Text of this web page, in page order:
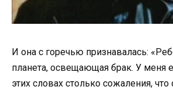
И она с горечью признавалась:
планета, освещающая брак. У меня
этих словах столько сожаления,